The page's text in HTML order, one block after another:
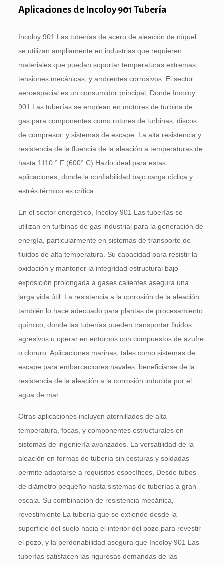
Aplicaciones de Incoloy 901 Tubería
Incoloy 901 Las tuberías de acero de aleación de níquel
se utilizan ampliamente en industrias que requieren
materiales que puedan soportar temperaturas extremas,
tensiones mecánicas, y ambientes corrosivos. El sector
aeroespacial es un consumidor principal, Donde Incoloy
901 Las tuberías se emplean en motores de turbina de
gas para componentes como rotores de turbinas, discos
de compresor, y sistemas de escape. La alta resistencia y
resistencia de la fluencia de la aleación a temperaturas de
hasta 1110 ° F (600° C) Hazlo ideal para estas
aplicaciones, donde la confiabilidad bajo carga cíclica y
estrés térmico es crítica.
En el sector energético, Incoloy 901 Las tuberías se
utilizan en turbinas de gas industrial para la generación de
energía, particularmente en sistemas de transporte de
fluidos de alta temperatura. Su capacidad para resistir la
oxidación y mantener la integridad estructural bajo
exposición prolongada a gases calientes asegura una
larga vida útil. La resistencia a la corrosión de la aleación
también lo hace adecuado para plantas de procesamiento
químico, donde las tuberías pueden transportar fluidos
agresivos u operar en entornos con compuestos de azufre
o cloruro. Aplicaciones marinas, tales como sistemas de
escape para embarcaciones navales, beneficiarse de la
resistencia de la aleación a la corrosión inducida por el
agua de mar.
Otras aplicaciones incluyen atornillados de alta
temperatura, focas, y componentes estructurales en
sistemas de ingeniería avanzados. La versatilidad de la
aleación en formas de tubería sin costuras y soldadas
permite adaptarse a requisitos específicos, Desde tubos
de diámetro pequeño hasta sistemas de tuberías a gran
escala. Su combinación de resistencia mecánica,
revestimiento La tubería que se extiende desde la
superficie del suelo hacia el interior del pozo para revestir
el pozo, y la perdonabilidad asegura que Incoloy 901 Las
tuberías satisfacen las rigurosas demandas de las